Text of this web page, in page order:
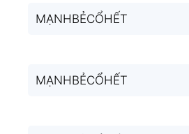
MẠNHBẺCỔHẾT
MẠNHBẺCỔHẾT